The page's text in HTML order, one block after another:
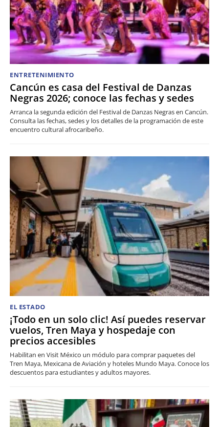
ENTRETENIMIENTO
Cancún es casa del Festival de Danzas
Negras 2026; conoce las fechas y sedes
Arranca la segunda edición del Festival de Danzas Negras en Cancún.
Consulta las fechas, sedes y los detalles de la programación de este
encuentro cultural afrocaribeño.
EL ESTADO
¡Todo en un solo clic! Así puedes reservar
vuelos, Tren Maya y hospedaje con
precios accesibles
Habilitan en Visit México un módulo para comprar paquetes del
Tren Maya, Mexicana de Aviación y hoteles Mundo Maya. Conoce los
descuentos para estudiantes y adultos mayores.